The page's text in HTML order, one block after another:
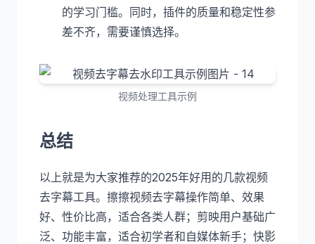
的学习门槛。同时，插件的质量和稳定性参
差不齐，需要谨慎选择。
视频处理工具示例
总结
以上就是为大家推荐的2025年好用的几款视频
去字幕工具。擦擦视频去字幕操作简单、效果
好、性价比高，适合各类人群；剪映用户基础广
泛、功能丰富，适合初学者和自媒体新手；快影